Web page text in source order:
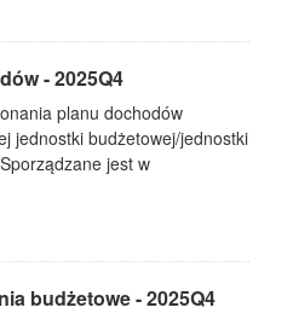
- 2025Q4
planu dochodów
jednostki budżetowej/jednostki
jest w
budżetowe - 2025Q4